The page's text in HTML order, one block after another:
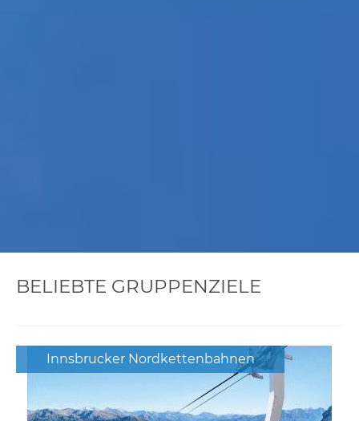
BELIEBTE GRUPPENZIELE
Innsbrucker Nordkettenbahnen